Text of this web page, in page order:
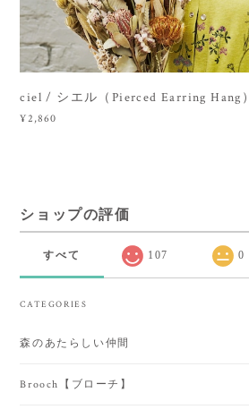
ciel / シエル（Pierced Earring Hang）
¥2,860
ショップの評価
すべて 107 0
CATEGORIES
森のあたらしい仲間
Brooch【ブローチ】